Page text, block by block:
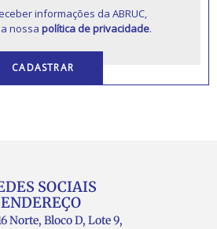
informações da ABRUC,
nossapolítica de privacidade.
SOCIAIS
ENDEREÇO
Norte, Bloco D, Lote 9,